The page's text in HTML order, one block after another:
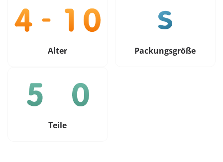
Alter Packungsgröße
Teile